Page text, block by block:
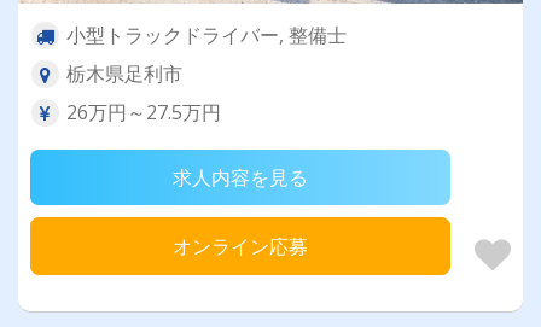
小型トラックドライバー, 整備士
栃木県足利市
26万円～27.5万円
求人内容を見る
オンライン応募